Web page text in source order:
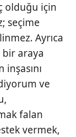
olduğu için
seçime
Ayrıca
bir araya
ve
falan
vermek,